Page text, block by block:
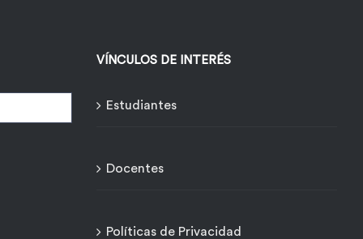
VÍNCULOS DE INTERÉS
Estudiantes
Docentes
Políticas de Privacidad